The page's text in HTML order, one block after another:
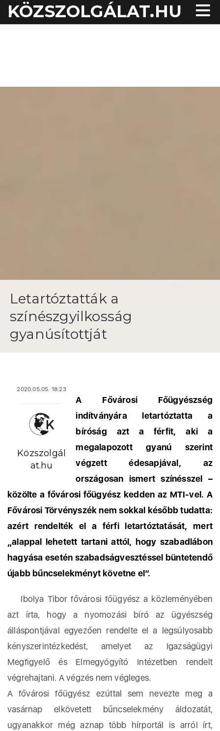
KÖZSZOLGÁLAT.HU
Letartóztatták a
színészgyilkosság
gyanúsítottját
2020.05.05. 18:23
Közszolgál
at.hu
A Fővárosi Főügyészség
indítványára letartóztatta a
bíróság azt a férfit, aki a
megalapozott gyanú szerint
végzett édesapjával, az
országosan ismert színésszel –
közölte a fővárosi főügyész kedden az MTI-vel. A
Fővárosi Törvényszék nem sokkal később tudatta:
azért rendelték el a férfi letartóztatását, mert
„alappal lehetett tartani attól, hogy szabadlábon
hagyása esetén szabadságvesztéssel büntetendő
újabb bűncselekményt követne el”.
Ibolya Tibor fővárosi főügyész a közleményében
azt írta, hogy a nyomozási bíró az ügyészség
álláspontjával egyezően rendelte el a legsúlyosabb
kényszerintézkedést, amelyet az Igazságügyi
Megfigyelő és Elmegyógyító Intézetben rendelt
végrehajtani. A végzés nem végleges.
A fővárosi főügyész ezúttal sem nevezte meg a
vasárnap elkövetett bűncselekmény áldozatát,
ugyanakkor még aznap több hírportál is arról írt,